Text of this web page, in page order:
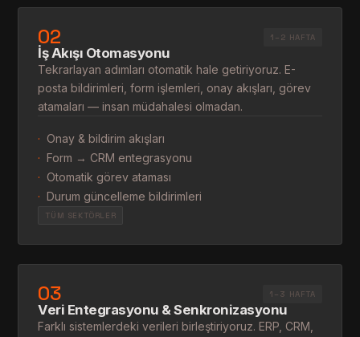
02 1–2 HAFTA
İş Akışı Otomasyonu
Tekrarlayan adımları otomatik hale getiriyoruz. E-
posta bildirimleri, form işlemleri, onay akışları, görev
atamaları — insan müdahalesi olmadan.
· Onay & bildirim akışları
· Form → CRM entegrasyonu
· Otomatik görev ataması
· Durum güncelleme bildirimleri
TÜM SEKTÖRLER
03 1–3 HAFTA
Veri Entegrasyonu & Senkronizasyonu
Farklı sistemlerdeki verileri birleştiriyoruz. ERP, CRM,